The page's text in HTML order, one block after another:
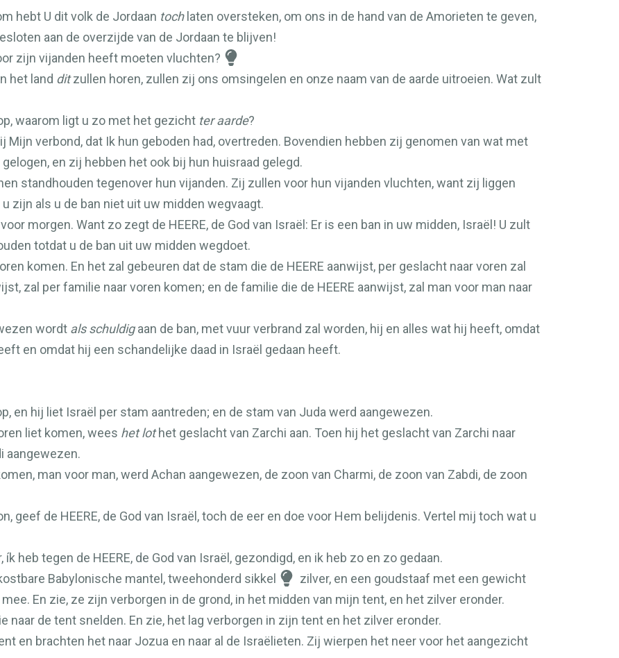
hebt U dit volk de Jordaan tochlaten oversteken, om ons in de hand van de Amorieten te geven,
aan de overzijde van de Jordaan te blijven!
zijn vijanden heeft moeten vluchten?
het land ditzullen horen, zullen zij ons omsingelen en onze naam van de aarde uitroeien. Wat zult
waarom ligt u zo met het gezicht ter aarde?
Mijn verbond, dat Ik hun geboden had, overtreden. Bovendien hebben zij genomen van wat met
en zij hebben het ook bij hun huisraad gelegd.
standhouden tegenover hun vijanden. Zij zullen voor hun vijanden vluchten, want zij liggen
zijn als u de ban niet uit uw midden wegvaagt.
morgen. Want zo zegt de HEERE, de God van Israël: Er is een ban in uw midden, Israël! U zult
totdat u de ban uit uw midden wegdoet.
komen. En het zal gebeuren dat de stam die de HEERE aanwijst, per geslacht naar voren zal
zal per familie naar voren komen; en de familie die de HEERE aanwijst, zal man voor man naar
wordt als schuldigaan de ban, met vuur verbrand zal worden, hij en alles wat hij heeft, omdat
en omdat hij een schandelijke daad in Israël gedaan heeft.
en hij liet Israël per stam aantreden; en de stam van Juda werd aangewezen.
liet komen, wees het lothet geslacht van Zarchi aan. Toen hij het geslacht van Zarchi naar
aangewezen.
man voor man, werd Achan aangewezen, de zoon van Charmi, de zoon van Zabdi, de zoon
geef de HEERE, de God van Israël, toch de eer en doe voor Hem belijdenis. Vertel mij toch wat u
ík heb tegen de HEERE, de God van Israël, gezondigd, en ik heb zo en zo gedaan.
Babylonische mantel, tweehonderd sikkel
zilver, en een goudstaaf met een gewicht
En zie, ze zijn verborgen in de grond, in het midden van mijn tent, en het zilver eronder.
naar de tent snelden. En zie, het lag verborgen in zijn tent en het zilver eronder.
en brachten het naar Jozua en naar al de Israëlieten. Zij wierpen het neer voor het aangezicht